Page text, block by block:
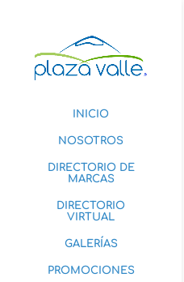
INICIO
NOSOTROS
DIRECTORIO DE
MARCAS
DIRECTORIO
VIRTUAL
GALERÍAS
PROMOCIONES